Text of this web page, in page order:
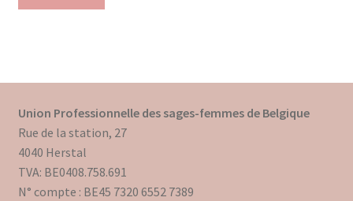
Mes commandes
Formations Courtes
Formations Diplomantes
Union Professionnelle des sages-femmes de Belgique
Rue de la station, 27
4040 Herstal
TVA: BE0408.758.691
N° compte : BE45 7320 6552 7389